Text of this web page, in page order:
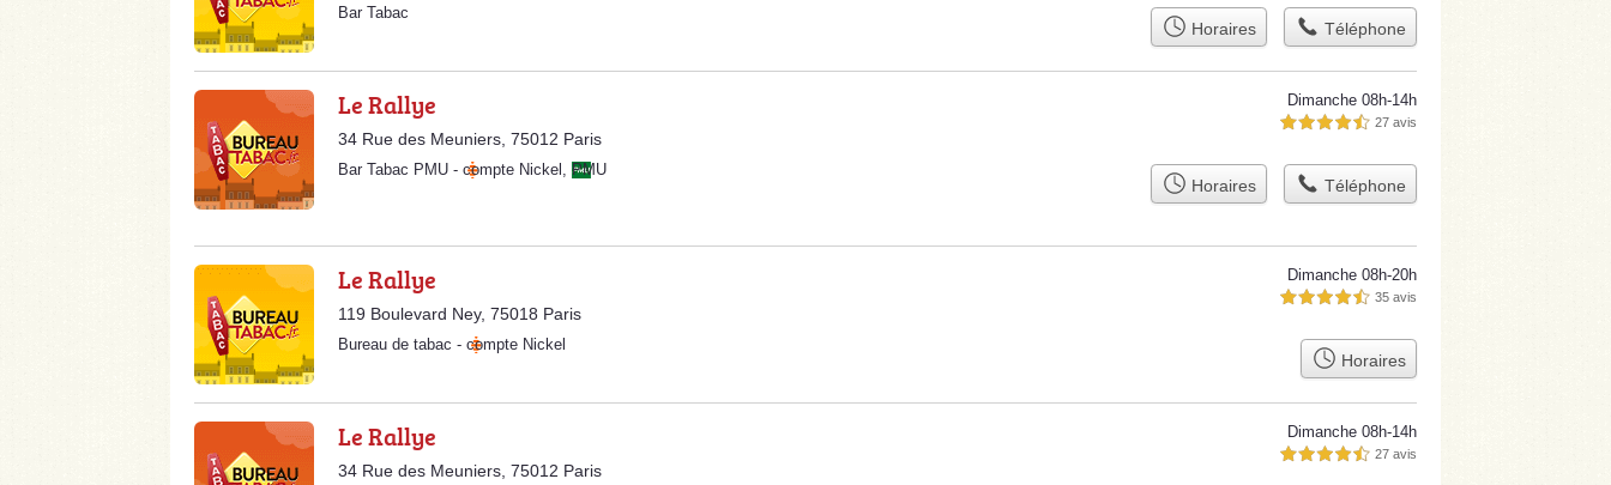
Bar Tabac
Horaires Téléphone
Le Rallye
34 Rue des Meuniers, 75012 Paris
Dimanche 08h-14h
4,5 étoiles sur 5 27 avis
Bar Tabac PMU - compte Nickel , PMU
Horaires Téléphone
Le Rallye
119 Boulevard Ney, 75018 Paris
Dimanche 08h-20h
4,5 étoiles sur 5 35 avis
Bureau de tabac - compte Nickel
Horaires
Le Rallye
34 Rue des Meuniers, 75012 Paris
Dimanche 08h-14h
4,5 étoiles sur 5 27 avis